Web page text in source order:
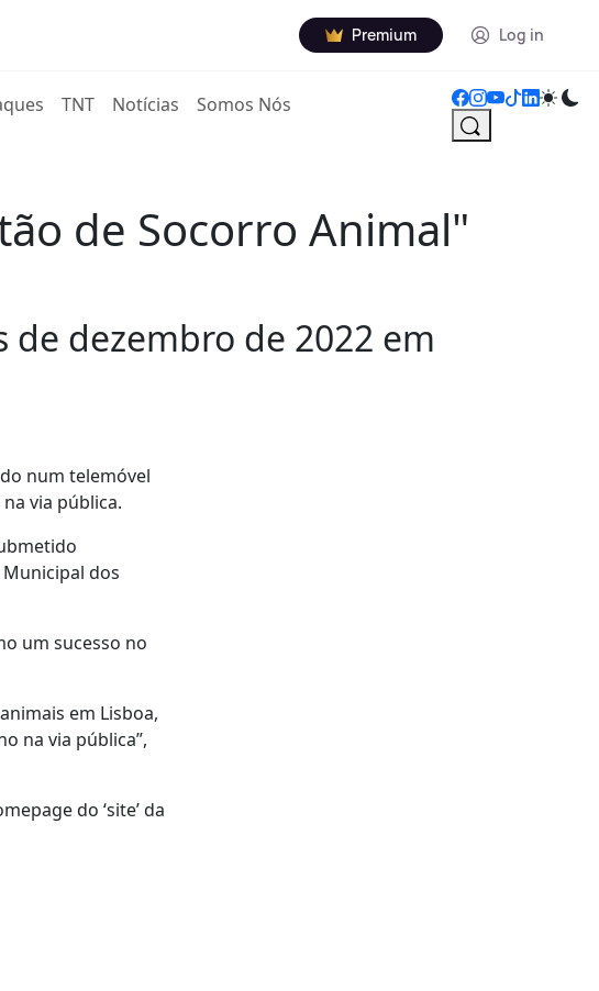
Premium Log in
TNT Notícias Somos Nós
de Socorro Animal"
dezembro de 2022 em
num telemóvel
via pública.
dos
um sucesso no
em Lisboa,
na via pública”,
do ‘site’ da